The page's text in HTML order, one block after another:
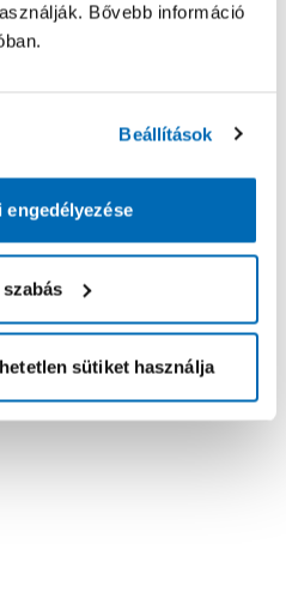
Bővebb információ
Beállítások
engedélyezése
sütiket használja